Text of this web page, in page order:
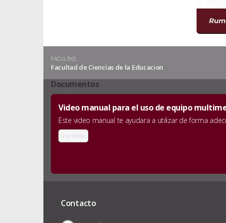
FACULTAD
Facultad de Ciencias de la Educacion
Documentos
Video manual para el uso de equipo
Este video manual te ayudara a utilizar de forma
Ver video
Contacto